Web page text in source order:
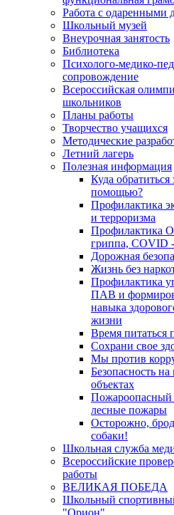
Работа с одаренными
Школьный музей
Внеурочная занятость
Библиотека
Психолого-медико-
сопровождение
Всероссийская
школьников
Планы работы
Творчество учащихся
Методические
Летний лагерь
Полезная информация
Куда обратиться
помощью?
Профилактика
и терроризма
Профилактика
гриппа, COVID
Дорожная
Жизнь без
Профилактика
ПАВ и
навыка
жизни
Время питаться
Сохрани свое
Мы против
Безопасность
объектах
Пожароопасный
лесные пожары
Осторожно,
собаки!
Школьная служба
Всероссийские
работы
ВЕЛИКАЯ ПОБЕДА
Школьный
"Орион"